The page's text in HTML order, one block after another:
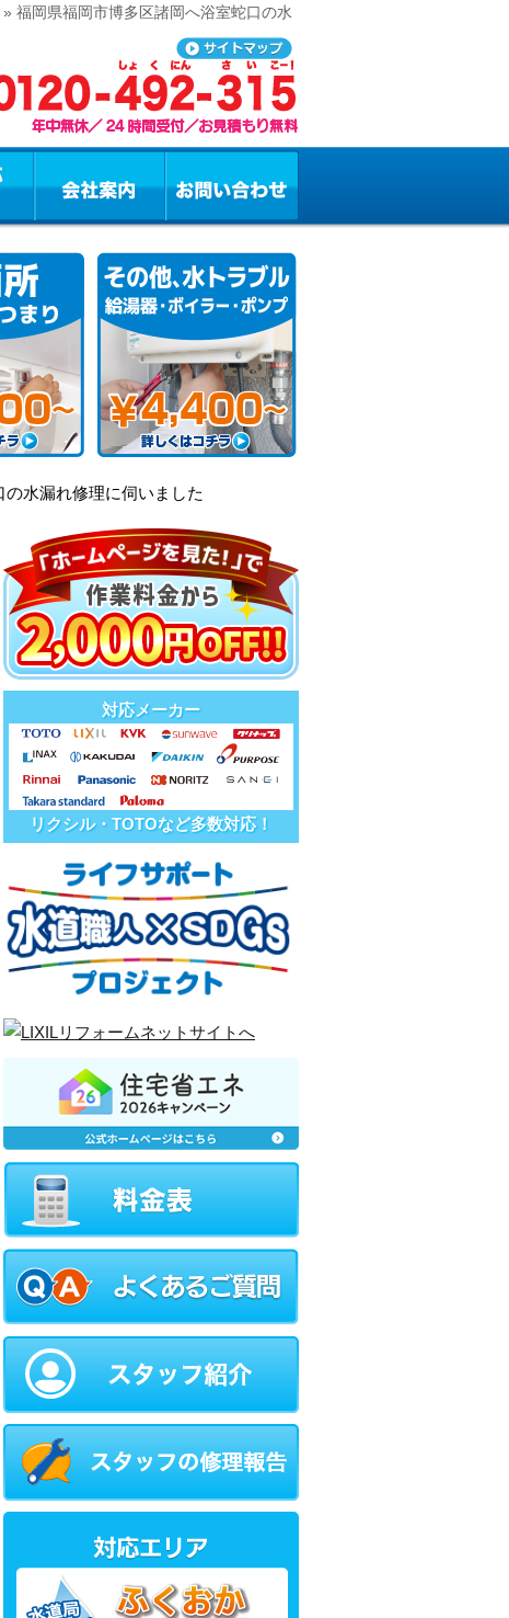
福岡県福岡市博多区諸岡へ浴室蛇口の水
水漏れ修理に伺いました
対応メーカー
リクシル・TOTOなど多数対応！